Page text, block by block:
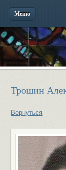
Меню
Трошин
Вернуться